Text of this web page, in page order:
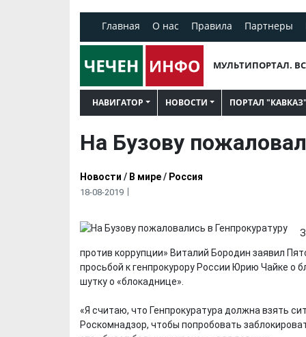
Главная О нас Правила Партнеры
МУЛЬТИПОРТАЛ.
НАВИГАТОР НОВОСТИ ПОРТАЛ "КАВКАЗ"
На Бузову
Новости / В мире/ Россия
18-08-2019
против коррупции» Виталий Бородин заявил
просьбой к генпрокурору России Юрию Чайке о
шутку о «блокаднице».
«Я считаю, что Генпрокуратура должна взять
Роскомнадзор, чтобы попробовать